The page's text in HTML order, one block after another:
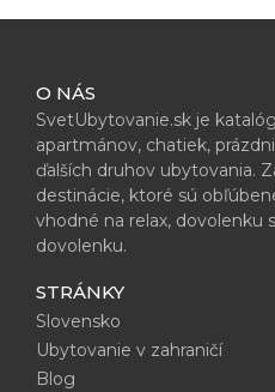
O NÁS
SvetUbytovanie.sk je
apartmánov, chatiek,
ďalších druhov ubytovania.
destinácie, ktoré sú
vhodné na relax, dovolenku
dovolenku.
STRÁNKY
Slovensko
Ubytovanie v zahraničí
Blog